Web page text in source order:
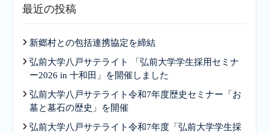
最近の投稿
新郷村との包括連携協定を締結
弘前大学八戸サテライト 「弘前大学学生採用セミナ
ー2026 in 十和田」を開催しました
弘前大学八戸サテライト令和7年度歴史セミナー「お
墓と墓石の歴史」を開催
弘前大学八戸サテライト令和7年度「弘前大学学生採